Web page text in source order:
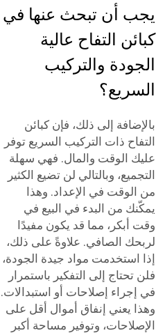
يجب أن تبحث عنها في
كبائن التفاح عالية
الجودة والتركيب
السريع؟
بالإضافة إلى ذلك، فإن كبائن
التفاح ذات التركيب السريع توفر
عليك الوقت والمال. فهي سهلة
التجميع، وبالتالي لن تضيع الكثير
من الوقت في الإعداد. وهذا
يمكّنك من البدء في البيع في
وقت أبكر، مما قد يكون مفيدًا
لربحك الصافي. علاوةً على ذلك،
إذا استخدمت مواد جيدة الجودة،
فلن تحتاج إلى التفكير باستمرار
في إجراء إصلاحات أو استبدالات.
وهذا يعني إنفاق أموال أقل على
الإصلاحات، وتوفير مساحة أكبر